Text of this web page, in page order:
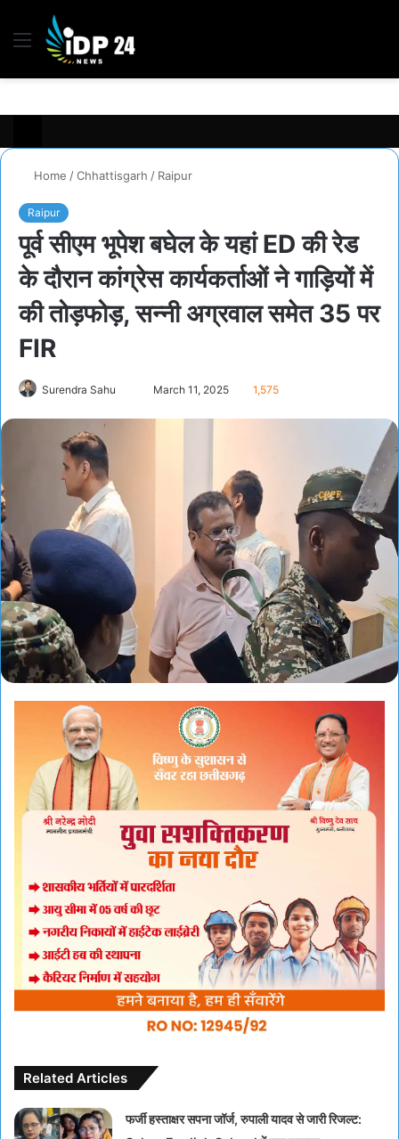
Menu
Home /Chhattisgarh / Raipur
Raipur
पूर्व सीएम भूपेश बघेल के यहां ED की रेड
के दौरान कांग्रेस कार्यकर्ताओं ने गाड़ियों में
की तोड़फोड़, सन्नी अग्रवाल समेत 35 पर
FIR
Surendra Sahu March 11, 2025 1,575
Related Articles
फर्जी हस्ताक्षर सपना जॉर्ज, रुपाली यादव से जारी रिजल्ट: